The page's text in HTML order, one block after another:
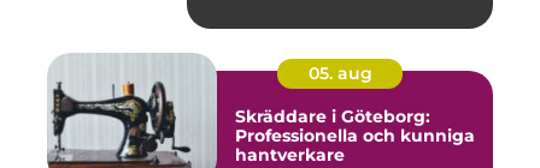
05. aug
Skräddare i Göteborg:
Professionella och kunniga
hantverkare